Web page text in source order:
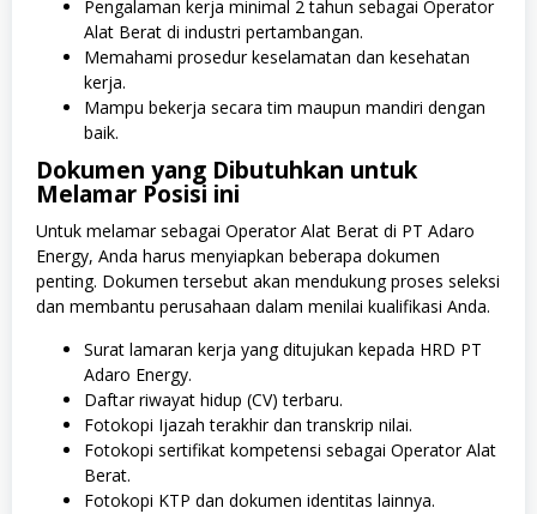
Pengalaman kerja minimal 2 tahun sebagai Operator
Alat Berat di industri pertambangan.
Memahami prosedur keselamatan dan kesehatan
kerja.
Mampu bekerja secara tim maupun mandiri dengan
baik.
Dokumen yang Dibutuhkan untuk
Melamar Posisi ini
Untuk melamar sebagai Operator Alat Berat di PT Adaro
Energy, Anda harus menyiapkan beberapa dokumen
penting. Dokumen tersebut akan mendukung proses seleksi
dan membantu perusahaan dalam menilai kualifikasi Anda.
Surat lamaran kerja yang ditujukan kepada HRD PT
Adaro Energy.
Daftar riwayat hidup (CV) terbaru.
Fotokopi Ijazah terakhir dan transkrip nilai.
Fotokopi sertifikat kompetensi sebagai Operator Alat
Berat.
Fotokopi KTP dan dokumen identitas lainnya.